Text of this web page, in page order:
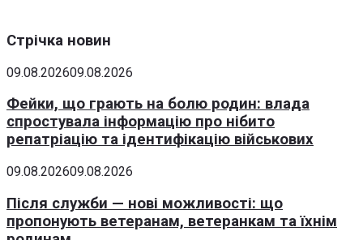
Стрічка новин
09.08.202609.08.2026
Фейки, що грають на болю родин: влада
спростувала інформацію про нібито
репатріацію та ідентифікацію військових
09.08.202609.08.2026
Після служби — нові можливості: що
пропонують ветеранам, ветеранкам та їхнім